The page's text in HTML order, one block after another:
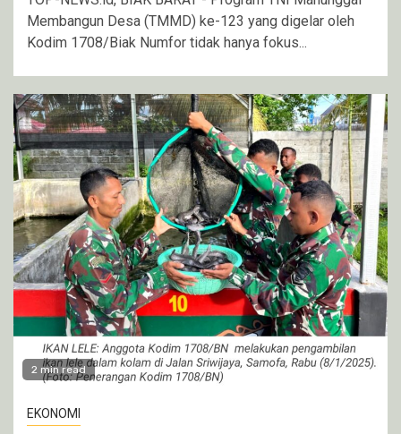
Membangun Desa (TMMD) ke-123 yang digelar oleh
Kodim 1708/Biak Numfor tidak hanya fokus...
2 min read
EKONOMI